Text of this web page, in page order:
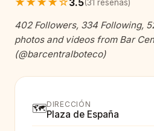
(31 reseñas)
402 Followers, 334 Following,
photos and videos from Bar
(@barcentralboteco)
🗺️DIRECCIÓN
Plaza de España